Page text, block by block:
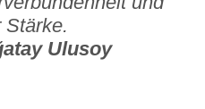
Stärke.
Ulusoy